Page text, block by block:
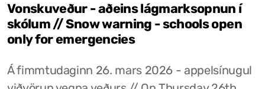
Vonskuveður - aðeins lágmarksopnun í
skólum // Snow warning - schools open
only for emergencies
Á fimmtudaginn 26. mars 2026 - appelsínugul